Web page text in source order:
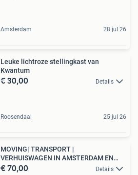
Amsterdam 28 jul 26
Leuke lichtroze stellingkast van
Kwantum
€ 30,00 Details
Roosendaal 25 jul 26
MOVING| TRANSPORT |
VERHUISWAGEN IN AMSTERDAM EN
OMGEVING
€ 70,00 Details